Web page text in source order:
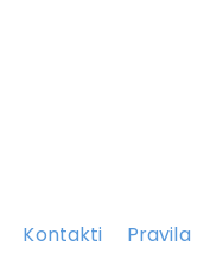
Kontakti
Pravila